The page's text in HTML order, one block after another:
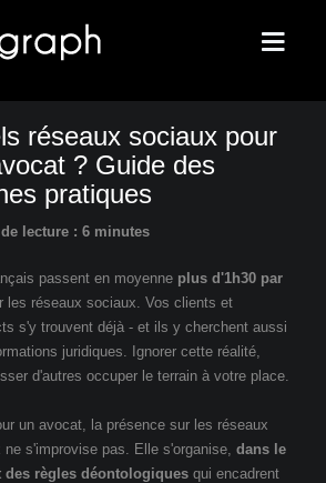
réseaux sociaux pour
? Guide des
pratiques
lecture : 6 minutes
passent en moyenne plus d'1h30 par
les réseaux sociaux. Vos clients et
s'y trouvent déjà - et ils y cherchent aussi
juridiques. Ignorer cette réalité,
d'autres occuper le terrain à votre place.
un avocat, la présence sur les réseaux
ne s'improvise pas. Elle s'organise, dans le
des règles déontologiques qui encadrent